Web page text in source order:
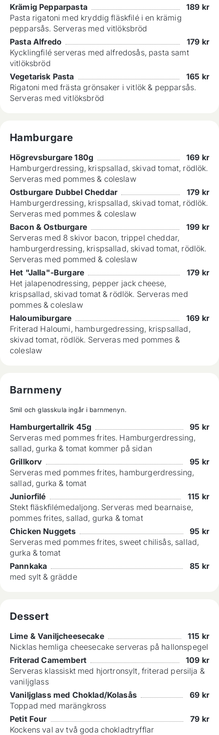
Krämig Pepparpasta 189 kr
Pasta rigatoni med kryddig fläskfilé i en krämig
pepparsås. Serveras med vitlöksbröd
Pasta Alfredo
179 kr
Kycklingfilé serveras med alfredosås, pasta samt
vitlöksbröd
Vegetarisk Pasta
165 kr
Rigatoni med frästa grönsaker i vitlök & pepparsås.
Serveras med vitlöksbröd
Hamburgare
Högrevsburgare 180g 169 kr
Hamburgerdressing, krispsallad, skivad tomat, rödlök.
Serveras med pommes & coleslaw
Ostburgare Dubbel Cheddar
179 kr
Hamburgerdressing, krispsallad, skivad tomat, rödlök.
Serveras med pommes & coleslaw
Bacon & Ostburgare
199 kr
Serveras med 8 skivor bacon, trippel cheddar,
hamburgerdressing, krispsallad, skivad tomat, rödlök.
Serveras med pommed & coleslaw
Het "Jalla"-Burgare
179 kr
Het jalapenodressing, pepper jack cheese,
krispsallad, skivad tomat & rödlök. Serveras med
pommes & coleslaw
Haloumiburgare
169 kr
Friterad Haloumi, hamburgedressing, krispsallad,
skivad tomat, rödlök. Serveras med pommes &
coleslaw
Barnmeny
Smil och glasskula ingår i barnmenyn.
Hamburgertallrik 45g 95 kr
Serveras med pommes frites. Hamburgerdressing,
sallad, gurka & tomat kommer på sidan
Grillkorv
95 kr
Serveras med pommes frites, hamburgerdressing,
sallad, gurka & tomat
Juniorfilé
115 kr
Stekt fläskfilémedaljong. Serveras med bearnaise,
pommes frites, sallad, gurka & tomat
Chicken Nuggets
95 kr
Serveras med pommes frites, sweet chilisås, sallad,
gurka & tomat
Pannkaka
85 kr
med sylt & grädde
Dessert
Lime & Vaniljcheesecake 115 kr
Nicklas hemliga cheesecake serveras på hallonspegel
Friterad Camembert
109 kr
Serveras klassiskt med hjortronsylt, friterad persilja &
vaniljglass
Vaniljglass med Choklad/Kolasås
69 kr
Toppad med marängkross
Petit Four
79 kr
Kockens val av två goda chokladtryfflar